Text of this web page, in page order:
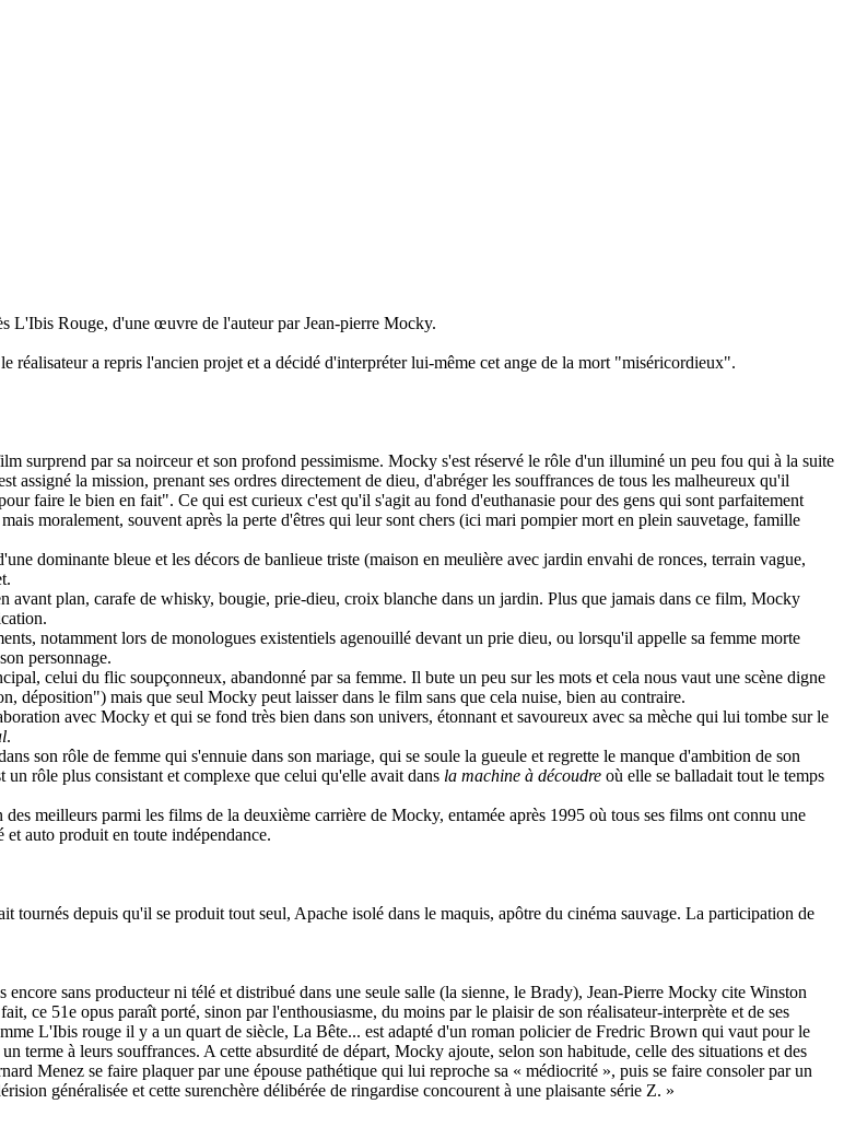
L'Ibis Rouge, d'une œuvre de l'auteur par Jean-pierre Mocky.
réalisateur a repris l'ancien projet et a décidé d'interpréter lui-même cet ange de la mort "miséricordieux".
surprend par sa noirceur et son profond pessimisme. Mocky s'est réservé le rôle d'un illuminé un peu fou qui à la suite
la mission, prenant ses ordres directement de dieu, d'abréger les souffrances de tous les malheureux qu'il
faire le bien en fait". Ce qui est curieux c'est qu'il s'agit au fond d'euthanasie pour des gens qui sont parfaitement
moralement, souvent après la perte d'êtres qui leur sont chers (ici mari pompier mort en plein sauvetage, famille
dominante bleue et les décors de banlieue triste (maison en meulière avec jardin envahi de ronces, terrain vague,
avant plan, carafe de whisky, bougie, prie-dieu, croix blanche dans un jardin. Plus que jamais dans ce film, Mocky
notamment lors de monologues existentiels agenouillé devant un prie dieu, ou lorsqu'il appelle sa femme morte
personnage.
celui du flic soupçonneux, abandonné par sa femme. Il bute un peu sur les mots et cela nous vaut une scène digne
déposition") mais que seul Mocky peut laisser dans le film sans que cela nuise, bien au contraire.
avec Mocky et qui se fond très bien dans son univers, étonnant et savoureux avec sa mèche qui lui tombe sur le
.
son rôle de femme qui s'ennuie dans son mariage, qui se soule la gueule et regrette le manque d'ambition de son
rôle plus consistant et complexe que celui qu'elle avait dans la machine à découdre où elle se balladait tout le temps
meilleurs parmi les films de la deuxième carrière de Mocky, entamée après 1995 où tous ses films ont connu une
auto produit en toute indépendance.
depuis qu'il se produit tout seul, Apache isolé dans le maquis, apôtre du cinéma sauvage. La participation de
sans producteur ni télé et distribué dans une seule salle (la sienne, le Brady), Jean-Pierre Mocky cite Winston
ce 51e opus paraît porté, sinon par l'enthousiasme, du moins par le plaisir de son réalisateur-interprète et de ses
L'Ibis rouge il y a un quart de siècle, La Bête... est adapté d'un roman policier de Fredric Brown qui vaut pour le
terme à leurs souffrances. A cette absurdité de départ, Mocky ajoute, selon son habitude, celle des situations et des
Menez se faire plaquer par une épouse pathétique qui lui reproche sa « médiocrité », puis se faire consoler par un
généralisée et cette surenchère délibérée de ringardise concourent à une plaisante série Z. »